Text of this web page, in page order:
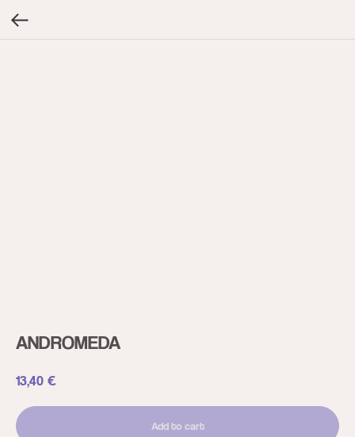
ANDROMEDA
13,40 €
Add to cart